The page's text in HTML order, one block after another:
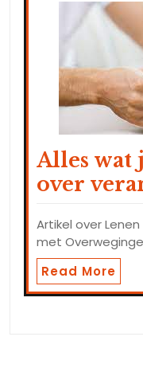
Alles wat
over
Artikel over
met
Read More